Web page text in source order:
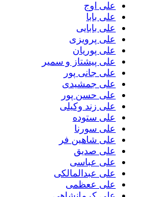
علی اوج
علی بابا
علی بابایی
علی پرویزی
علی پوریان
علی پیشتاز و سمیر
علی جانی پور
علی جمشیدی
علی حسن پور
علی زند وکیلی
علی ستوده
علی سورنا
علی شاهین فر
علی صدیق
علی عباسی
علی عبدالمالکی
علی ععظمی